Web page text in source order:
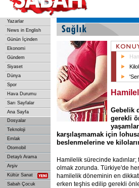
Yazarlar
News in English
Günün İçinden
Ekonomi
Gündem
Siyaset
Dünya
Spor
Hava Durumu
Sarı Sayfalar
Ana Sayfa
Dosyalar
Teknoloji
Emlak
Otomobil
Detaylı Arama
Arşiv
Kültür Sanat
Sabah Çocuk
Gebelik
gerekli
karşılaşmamak için
beslenmelerine ve
Hamilelik sürecinde
olmak zorunda. Türkiye'de
hamilelik döneminin en
erken teşhis edilip gerekli